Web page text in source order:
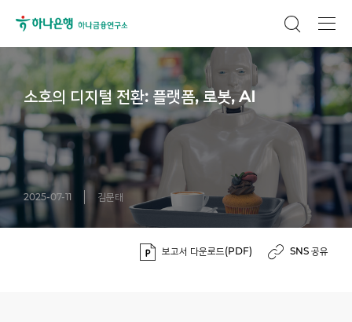
소호의 디지털 전환: 플랫폼, 로봇, AI
2025-07-11 김문태
보고서 다운로드(PDF) SNS 공유